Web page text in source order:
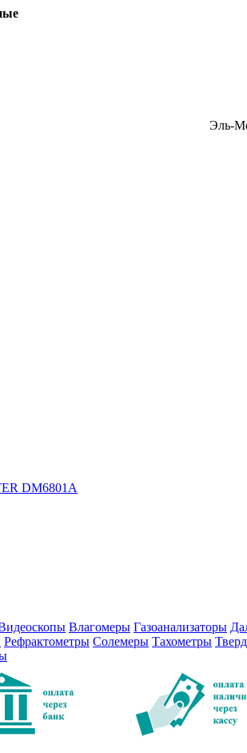
Эль-
DM6801A
Влагомеры Газоанализаторы
Рефрактометры Солемеры Тахометры